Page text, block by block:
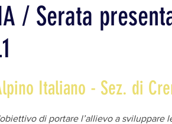
/ Serata
Italiano - Sez. di
di portare l’allievo a sviluppare